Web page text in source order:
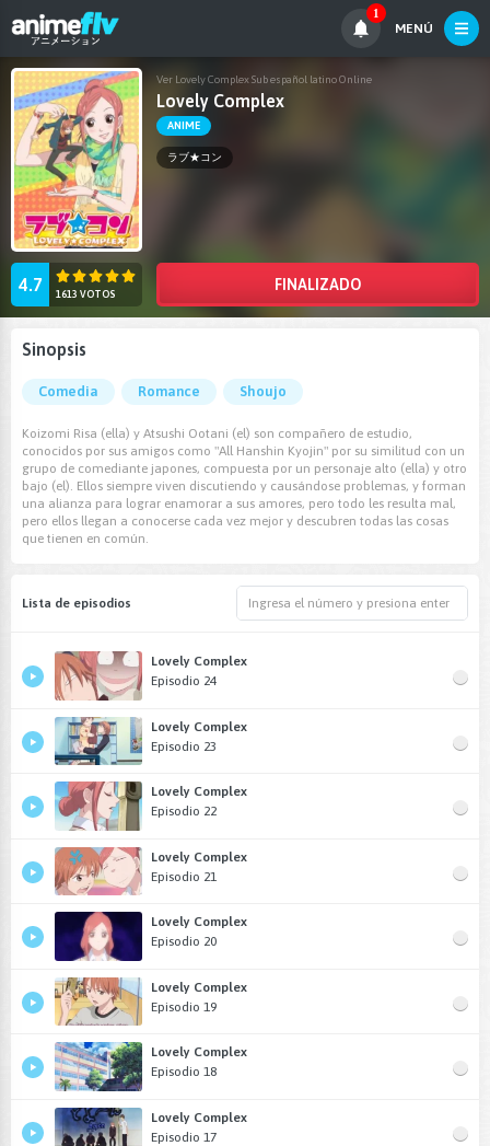
1
MENÚ
Ver Lovely Complex Sub español latino Online
Lovely Complex
ANIME
ラブ★コン
4.7 1613 VOTOS
FINALIZADO
Sinopsis
Comedia Romance Shoujo
Koizomi Risa (ella) y Atsushi Ootani (el) son compañero de estudio,
conocidos por sus amigos como "All Hanshin Kyojin" por su similitud con un
grupo de comediante japones, compuesta por un personaje alto (ella) y otro
bajo (el). Ellos siempre viven discutiendo y causándose problemas, y forman
una alianza para lograr enamorar a sus amores, pero todo les resulta mal,
pero ellos llegan a conocerse cada vez mejor y descubren todas las cosas
que tienen en común.
Lista de episodios
Lovely Complex
Episodio 24
Lovely Complex
Episodio 23
Lovely Complex
Episodio 22
Lovely Complex
Episodio 21
Lovely Complex
Episodio 20
Lovely Complex
Episodio 19
Lovely Complex
Episodio 18
Lovely Complex
Episodio 17